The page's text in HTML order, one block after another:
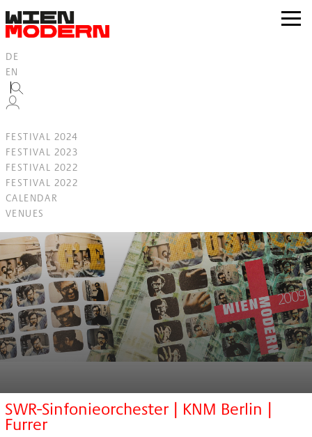
springen
zur
DE
EN
FESTIVAL 2024
FESTIVAL 2023
FESTIVAL 2022
FESTIVAL 2022
CALENDAR
VENUES
SWR-Sinfonieorchester | KNM Berlin |
Furrer